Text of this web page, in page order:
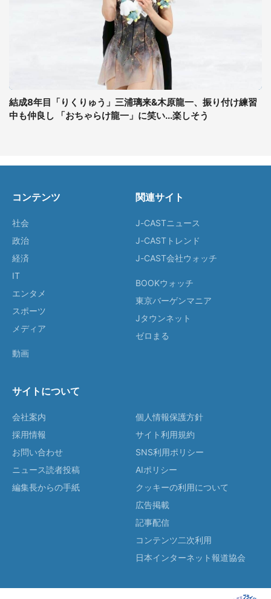
結成8年目「りくりゅう」三浦璃来&木原龍一、振り付け練習
中も仲良し 「おちゃらけ龍一」に笑い...楽しそう
コンテンツ
社会
政治
経済
IT
エンタメ
スポーツ
メディア
動画
関連サイト
J-CASTニュース
J-CASTトレンド
J-CAST会社ウォッチ
BOOKウォッチ
東京バーゲンマニア
Jタウンネット
ゼロまる
サイトについて
会社案内
採用情報
お問い合わせ
ニュース読者投稿
編集長からの手紙
個人情報保護方針
サイト利用規約
SNS利用ポリシー
AIポリシー
クッキーの利用について
広告掲載
記事配信
コンテンツ二次利用
日本インターネット報道協会